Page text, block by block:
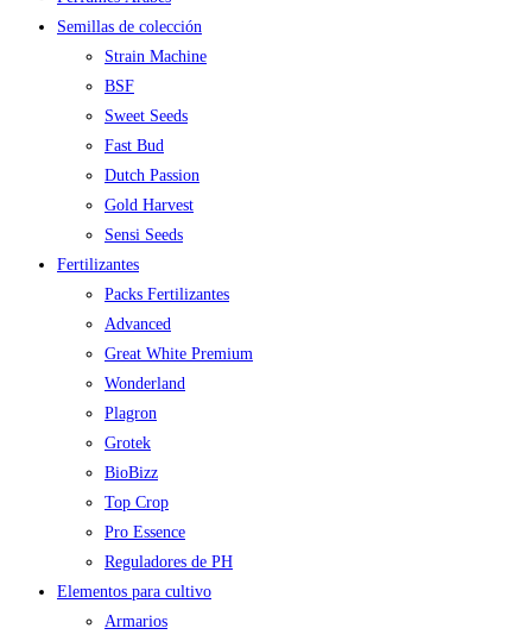
Semillas de colección
Strain Machine
BSF
Sweet Seeds
Fast Bud
Dutch Passion
Gold Harvest
Sensi Seeds
Fertilizantes
Packs Fertilizantes
Advanced
Great White Premium
Wonderland
Plagron
Grotek
BioBizz
Top Crop
Pro Essence
Reguladores de PH
Elementos para cultivo
Armarios